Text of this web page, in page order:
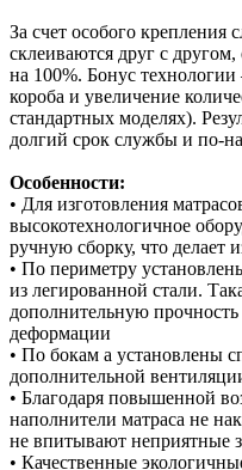
За счет особого крепления
склеиваются друг с другом,
на 100%. Бонус
короба и увеличение
стандартных моделях).
долгий срок службы и
Особенности:
• Для изготовления
высокотехнологичное
ручную сборку, что делает
• По периметру
из легированной стали.
дополнительную
деформации
• По бокам а установлены
дополнительной
• Благодаря повышенной
наполнители матраса не
не впитывают неприятные
• Качественные